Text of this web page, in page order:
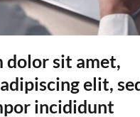
dolor sit amet,
elit,
incididunt